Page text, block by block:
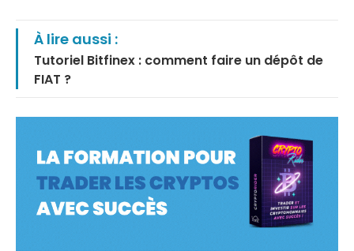
À lire aussi :
Tutoriel Bitfinex : comment faire un dépôt de
FIAT ?